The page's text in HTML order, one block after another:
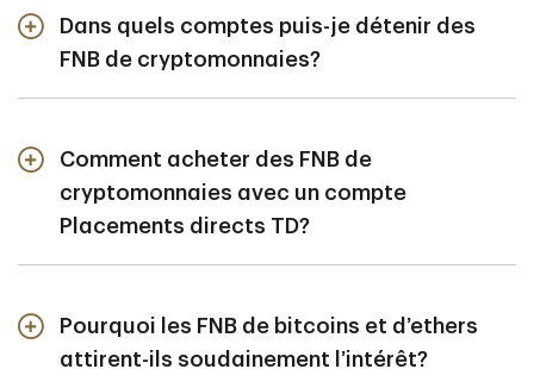
Dans quels comptes puis-je détenir des
FNB de cryptomonnaies?
Les FNB de cryptomonnaies sont admissibles à l’achat
Placements directs TD, comme tous les autres FNB
Comment acheter des FNB de
cryptomonnaies avec un compte
Placements directs TD?
Vous pouvez acheter et vendre des parts de FNB de
compte Placements directs TD. Si vous n’avez pas de
compte,
cliquez ici pour en ouvrir un .Pour en savoir
Pourquoi les FNB de bitcoins et d’ethers
attirent-ils soudainement l’intérêt?